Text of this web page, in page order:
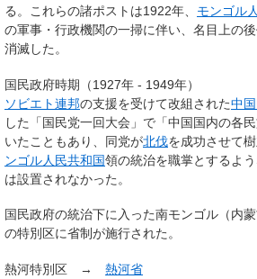
る。これらの諸ポストは1922年、 モンゴル
の軍事・行政機関の一掃に伴い、名目上の
消滅した。
国民政府時期（1927年 - 1949年）
ソビエト連邦の支援を受けて改組された中
した「国民党一回大会」で「中国国内の各
いたこともあり、同党が北伐を成功させて
ンゴル人民共和国領の統治を職掌とするよ
は設置されなかった。
国民政府の統治下に入った南モンゴル（内蒙
の特別区に省制が施行された。
熱河特別区 → 熱河省